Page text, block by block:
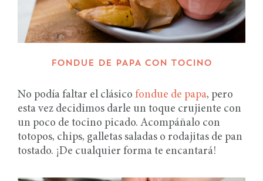
FONDUE DE PAPA CON TOCINO
No podía faltar el clásico fondue de papa, pero
esta vez decidimos darle un toque crujiente con
un poco de tocino picado. Acompáñalo con
totopos, chips, galletas saladas o rodajitas de pan
tostado. ¡De cualquier forma te encantará!